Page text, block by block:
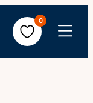
0
Avaa
valikko